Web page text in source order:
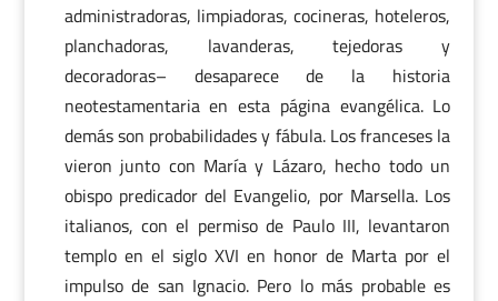
administradoras, limpiadoras, cocineras, hoteleros,
planchadoras, lavanderas, tejedoras y
decoradoras– desaparece de la historia
neotestamentaria en esta página evangélica. Lo
demás son probabilidades y fábula. Los franceses la
vieron junto con María y Lázaro, hecho todo un
obispo predicador del Evangelio, por Marsella. Los
italianos, con el permiso de Paulo III, levantaron
templo en el siglo XVI en honor de Marta por el
impulso de san Ignacio. Pero lo más probable es